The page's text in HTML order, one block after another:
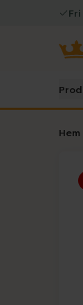
Hem